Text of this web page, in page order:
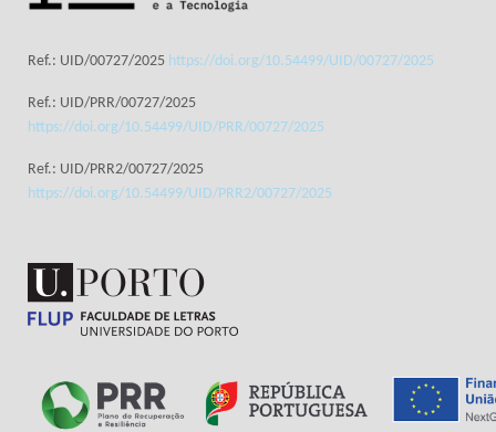
Ref.: UID/00727/2025 https://doi.org/10.54499/UID/00727/2025
Ref.: UID/PRR/00727/2025
https://doi.org/10.54499/UID/PRR/00727/2025
Ref.: UID/PRR2/00727/2025
https://doi.org/10.54499/UID/PRR2/00727/2025